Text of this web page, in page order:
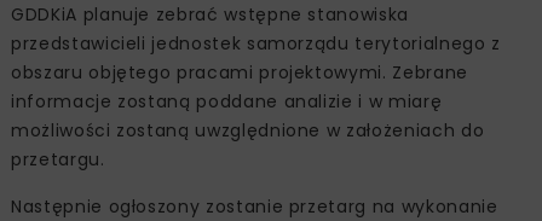
GDDKiA planuje zebrać wstępne stanowiska
przedstawicieli jednostek samorządu terytorialnego z
obszaru objętego pracami projektowymi. Zebrane
informacje zostaną poddane analizie i w miarę
możliwości zostaną uwzględnione w założeniach do
przetargu.
Następnie ogłoszony zostanie przetarg na wykonanie